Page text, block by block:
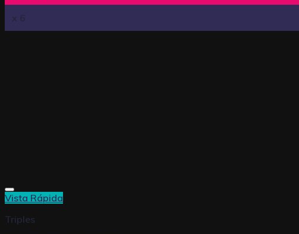
x 6
Vista Rápida
Triples